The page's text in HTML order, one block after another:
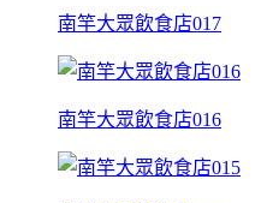
南竿大眾飲食店017
南竿大眾飲食店016